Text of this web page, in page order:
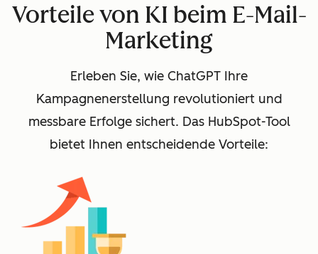
Vorteile von KI beim E-Mail-
Marketing
Erleben Sie, wie ChatGPT Ihre
Kampagnenerstellung revolutioniert und
messbare Erfolge sichert. Das HubSpot-Tool
bietet Ihnen entscheidende Vorteile: